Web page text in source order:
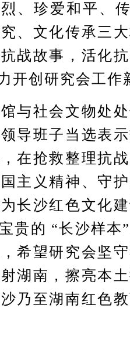
、珍爱和平、
、文化传承三
战故事，活化抗
开创研究会工作
社会文物处处
导班子当选表
在抢救整理抗
主义精神、守
长沙红色文化
贵的 “长沙样本
希望研究会坚
湖南，擦亮本
乃至湖南红色